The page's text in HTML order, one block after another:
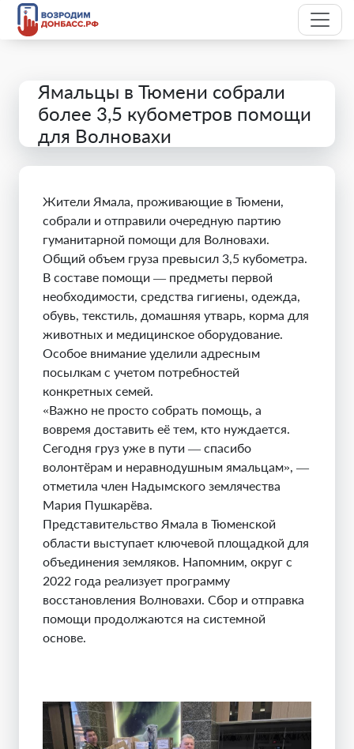
Ямальцы в Тюмени собрали
более 3,5 кубометров помощи
для Волновахи
Жители Ямала, проживающие в Тюмени,
собрали и отправили очередную партию
гуманитарной помощи для Волновахи.
Общий объем груза превысил 3,5 кубометра.
В составе помощи — предметы первой
необходимости, средства гигиены, одежда,
обувь, текстиль, домашняя утварь, корма для
животных и медицинское оборудование.
Особое внимание уделили адресным
посылкам с учетом потребностей
конкретных семей.
«Важно не просто собрать помощь, а
вовремя доставить её тем, кто нуждается.
Сегодня груз уже в пути — спасибо
волонтёрам и неравнодушным ямальцам», —
отметила член Надымского землячества
Мария Пушкарёва.
Представительство Ямала в Тюменской
области выступает ключевой площадкой для
объединения земляков. Напомним, округ с
2022 года реализует программу
восстановления Волновахи. Сбор и отправка
помощи продолжаются на системной
основе.